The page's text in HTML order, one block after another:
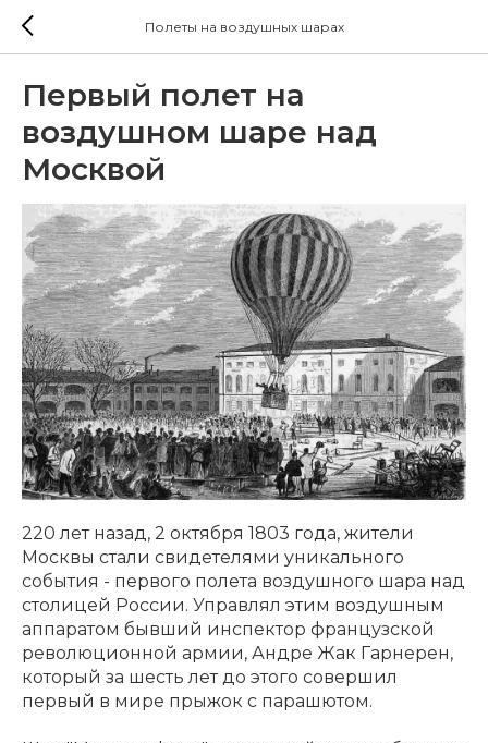
Полеты на воздушных шарах
Первый полет на
воздушном шаре над
Москвой
220 лет назад, 2 октября 1803 года, жители
Москвы стали свидетелями уникального
события - первого полета воздушного шара над
столицей России. Управлял этим воздушным
аппаратом бывший инспектор французской
революционной армии, Андре Жак Гарнерен,
который за шесть лет до этого совершил
первый в мире прыжок с парашютом.